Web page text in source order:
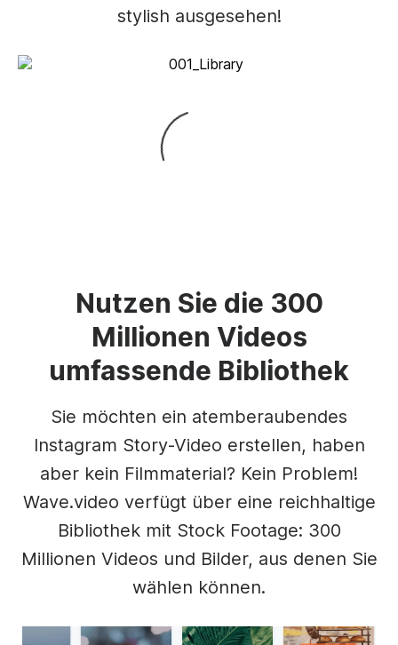
stylish ausgesehen!
Nutzen Sie die 300
Millionen Videos
umfassende Bibliothek
Sie möchten ein atemberaubendes
Instagram Story-Video erstellen, haben
aber kein Filmmaterial? Kein Problem!
Wave.video verfügt über eine reichhaltige
Bibliothek mit Stock Footage: 300
Millionen Videos und Bilder, aus denen Sie
wählen können.